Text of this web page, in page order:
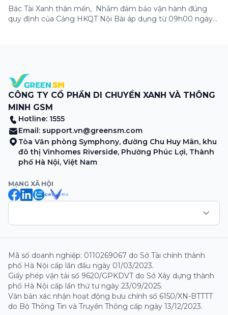
Bác Tài Xanh thân mến, Nhằm đảm bảo vận hành đúng
quy định của Cảng HKQT Nội Bài áp dụng từ 09h00 ngày
CÔNG TY CỔ PHẦN DI CHUYỂN XANH VÀ THÔNG
MINH GSM
Hotline: 1555
Email: support.vn@greensm.com
Tòa Văn phòng Symphony, đường Chu Huy Mân, khu
đô thị Vinhomes Riverside, Phường Phúc Lợi, Thành
phố Hà Nội, Việt Nam
MẠNG XÃ HỘI
Mã số doanh nghiệp: 0110269067 do Sở Tài chính thành
phố Hà Nội cấp lần đầu ngày 01/03/2023.
Giấy phép vận tải số 9620/GPKDVT do Sở Xây dựng thành
phố Hà Nội cấp lần thứ tư ngày 23/09/2025.
Văn bản xác nhận hoạt động bưu chính số 6150/XN-BTTTT
do Bộ Thông Tin và Truyền Thông cấp ngày 13/12/2023.